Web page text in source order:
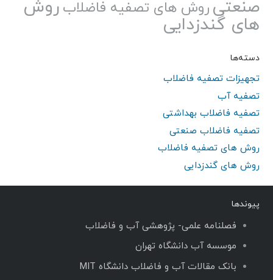
صنعتی روش های تصفیه فاضلاب روش
های گندزدایی
دسته‌ها
تجهیزات تصفیه فاضلاب
تصفیه آب
تصفیه فاضلاب بهداشتی
تصفیه فاضلاب صنعتی
روش های تصفیه فاضلاب
روش های گندزدایی
پیوندها
فصلنامه علمی- پژوهشی آب و فاضلاب
موسسه آب دانشگاه تهران
بانک مقالات آب و فاضلاب دانشگاه MIT